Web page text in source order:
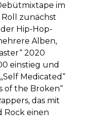
im
Roll zunächst
Hip-Hop-
Alben,
2020
einstieg und
Medicated“
of the Broken“
das mit
Rock einen